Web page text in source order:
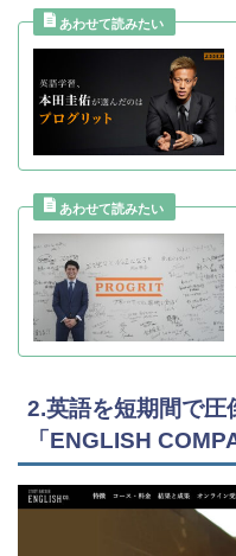
2.英語を短期間で圧
「ENGLISH